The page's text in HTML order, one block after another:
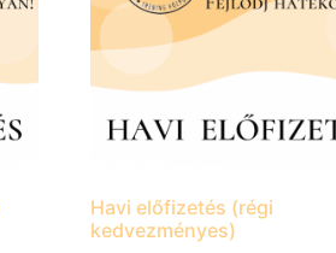
Havi előfizetés (régi
kedvezményes)